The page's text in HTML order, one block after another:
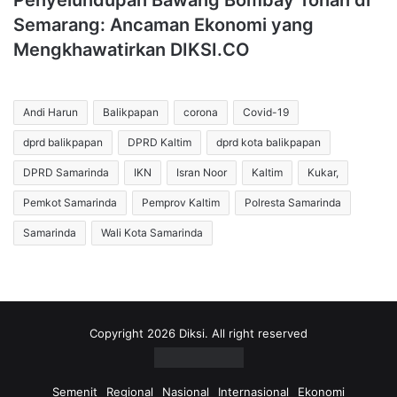
Semarang: Ancaman Ekonomi yang
Mengkhawatirkan DIKSI.CO
Andi Harun Balikpapan corona Covid-19
dprd balikpapan DPRD Kaltim dprd kota balikpapan
DPRD Samarinda IKN Isran Noor Kaltim Kukar,
Pemkot Samarinda Pemprov Kaltim Polresta Samarinda
Samarinda Wali Kota Samarinda
Copyright 2026 Diksi. All right reserved
Semenit Regional Nasional Internasional Ekonomi